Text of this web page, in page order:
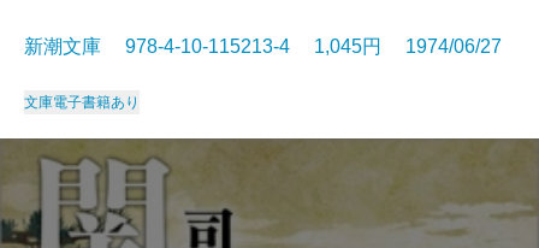
新潮文庫 978-4-10-115213-4 1,045円 1974/06/27
文庫電子書籍あり